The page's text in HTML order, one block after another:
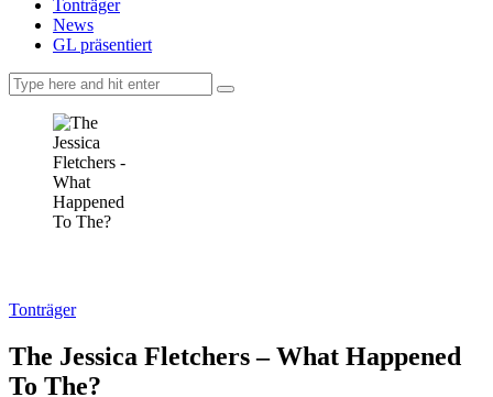
Tonträger
News
GL präsentiert
Tonträger
The Jessica Fletchers – What Happened
To The?